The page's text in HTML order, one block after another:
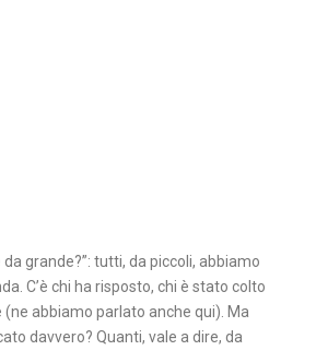
da grande?”: tutti, da piccoli, abbiamo
C’è chi ha risposto, chi è stato colto
(ne abbiamo parlato anche qui). Ma
davvero? Quanti, vale a dire, da